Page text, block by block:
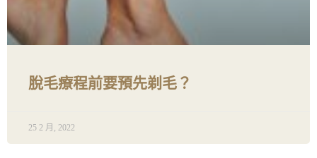
脫毛療程前要預先剃毛？
25 2 月, 2022